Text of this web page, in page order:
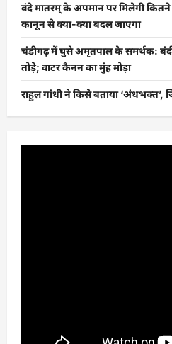
वंदे मातरम् के अपमान पर मिलेगी
कानून से क्या-क्या बदल जाएगा
चंडीगढ़ में घुसे अमृतपाल के समर्थक: बंदी
तोड़े; वाटर कैनन का मुंह मोड़ा
राहुल गांधी ने किसे बताया ‘अंधभक्त’,